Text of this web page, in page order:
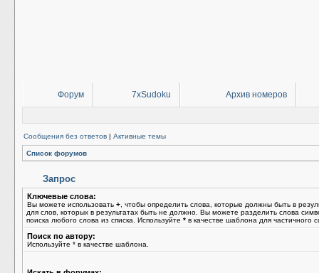
Форум 7xSudoku Архив номеров
Сообщения без ответов | Активные темы
Список форумов
Запрос
Ключевые слова:
Вы можете использовать + , чтобы определить слова, которые должны быть в
для слов, которых в результатах быть не должно. Вы можете разделить слова
поиска любого слова из списка. Используйте * в качестве шаблона для частичного
Поиск по автору:
Используйте * в качестве шаблона.